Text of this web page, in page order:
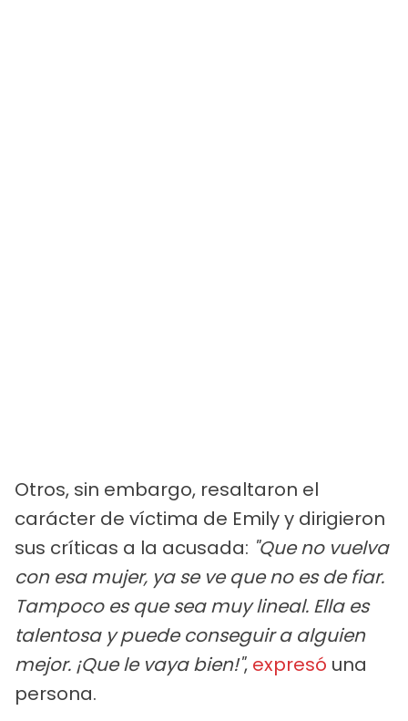
Otros, sin embargo, resaltaron el
carácter de víctima de Emily y dirigieron
sus críticas a la acusada: "Que no vuelva
con esa mujer, ya se ve que no es de fiar.
Tampoco es que sea muy lineal. Ella es
talentosa y puede conseguir a alguien
mejor. ¡Que le vaya bien!", expresó una
persona.